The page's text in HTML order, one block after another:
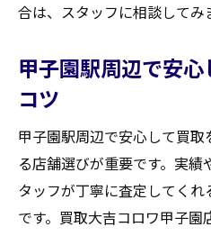
合は、スタッフに相談してみ
甲子園駅周辺で安
コツ
甲子園駅周辺で安心して買
る店舗選びが重要です。実
タッフが丁寧に査定してく
です。買取大吉コロワ甲子